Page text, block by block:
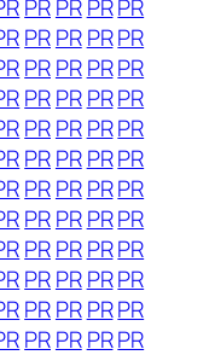
PRPR PRPR
PRPR PRPR
PRPR PRPR
PRPR PRPR
PRPR PRPR
PRPR PRPR
PRPR PRPR
PRPR PRPR
PRPR PRPR
PRPR PRPR
PRPR PRPR
PRPR PRPR